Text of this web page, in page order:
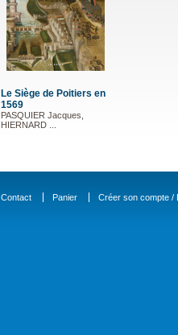
Le Siège de Poitiers en
1569
PASQUIER Jacques,
HIERNARD ...
Contact Panier Créer son compte /